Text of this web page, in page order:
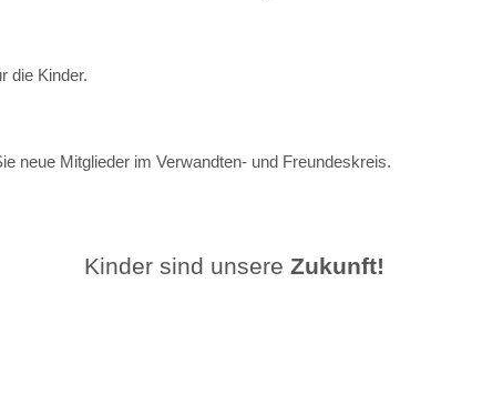
die Kinder.
neue Mitglieder im Verwandten- und Freundeskreis.
Kinder sind unsere Zukunft!